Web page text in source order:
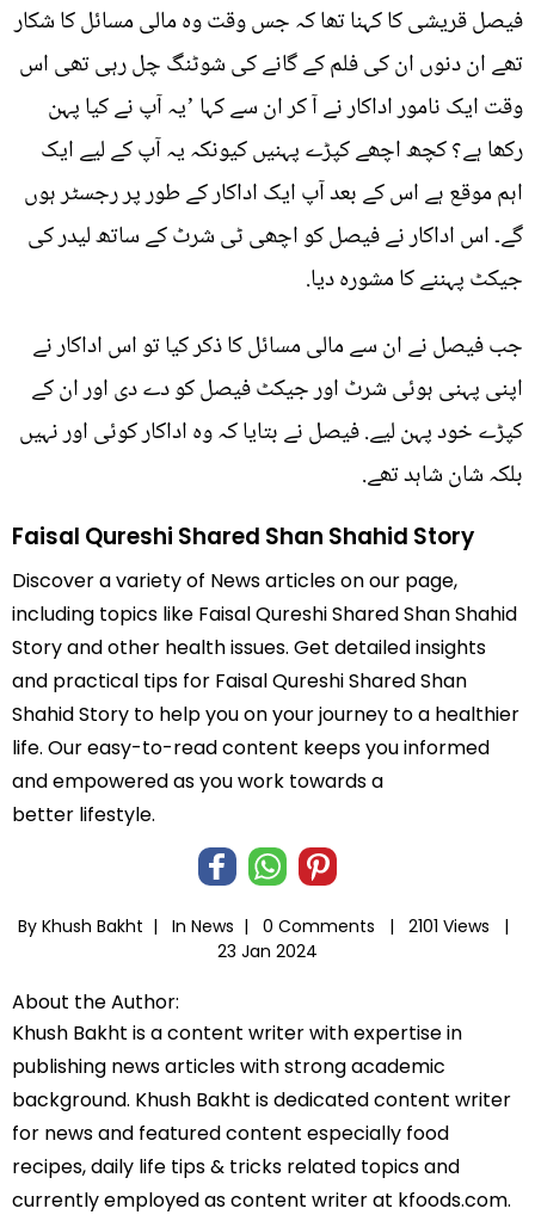
فیصل قریشی کا کہنا تھا کہ جس وقت وہ مالی مسائل کا شکار
تھے ان دنوں ان کی فلم کے گانے کی شوٹنگ چل رہی تھی اس
وقت ایک نامور اداکار نے آ کر ان سے کہا ’یہ آپ نے کیا پہن
رکھا ہے؟ کچھ اچھے کپڑے پہنیں کیونکہ یہ آپ کے لیے ایک
اہم موقع ہے اس کے بعد آپ ایک اداکار کے طور پر رجسٹر ہوں
گے۔ اس اداکار نے فیصل کو اچھی ٹی شرٹ کے ساتھ لیدر کی
جیکٹ پہننے کا مشورہ دیا.
جب فیصل نے ان سے مالی مسائل کا ذکر کیا تو اس اداکار نے
اپنی پہنی ہوئی شرٹ اور جیکٹ فیصل کو دے دی اور ان کے
کپڑے خود پہن لیے. فیصل نے بتایا کہ وہ اداکار کوئی اور نہیں
بلکہ شان شاہد تھے.
Faisal Qureshi Shared Shan Shahid Story
Discover a variety of News articles on our page,
including topics like Faisal Qureshi Shared Shan Shahid
Story and other health issues. Get detailed insights
and practical tips for Faisal Qureshi Shared Shan
Shahid Story to help you on your journey to a healthier
life. Our easy-to-read content keeps you informed
and empowered as you work towards a
better lifestyle.
By Khush Bakht | In News | 0 Comments |
2101 Views |
23 Jan 2024
About the Author:
Khush Bakht is a content writer with expertise in
publishing news articles with strong academic
background. Khush Bakht is dedicated content writer
for news and featured content especially food
recipes, daily life tips & tricks related topics and
currently employed as content writer at kfoods.com.